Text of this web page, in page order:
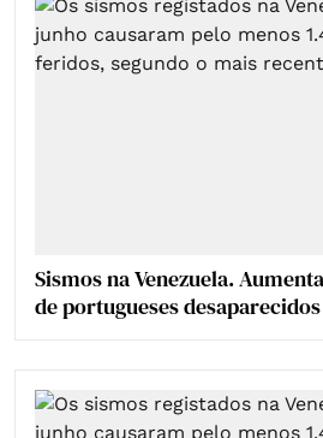
Sismos na Venezuela.
de portugueses desaparecidos